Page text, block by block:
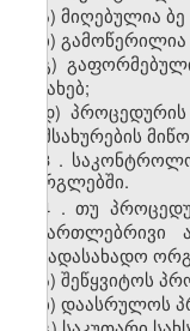
ა) მიღებულია ბე
ბ)
გ)
შესახებ;
დ)
მომსახურების
3.
ფარგლებში.
4.თუ
საგადასახადო
ა) შეწყვიტოს
ბ) დაასრულოს